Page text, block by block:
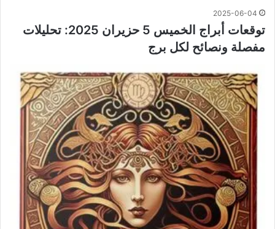
2025-06-04
توقعات أبراج الخميس 5 حزيران 2025: تحليلات
مفصلة ونصائح لكل برج